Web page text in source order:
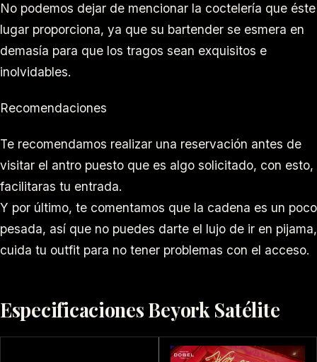
No podemos dejar de mencionar la coctelería que éste
lugar proporciona, ya que su bartender se esmera en
demasía para que los tragos sean exquisitos e
inolvidables.
Recomendaciones
Te recomendamos realizar una reservación antes de
visitar el antro puesto que es algo solicitado, con esto,
facilitaras tu entrada.
Y por último, te comentamos que la cadena es un poco
pesada, así que no puedes darte el lujo de ir en pijama,
cuida tu outfit para no tener problemas con el acceso.
Especificaciones Beyork Satélite